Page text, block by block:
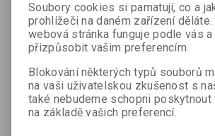
Průměrné výživové údaje na 100g:
tuky: 0,3g, z toho nasycené mastné kyseliny
0g, z toho cukry 0g, vláknina 0g, bílkoviny
Země původu:EU/mimo EU, vyrobeno v
Certifikáty:
Soubory cookies si pamatují, co a
prohlížeči na daném zařízení děláte.
webová stránka funguje podle vás
přizpůsobit vašim preferencím.
Blokování některých typů souborů
na vaši uživatelskou zkušenost s
také nebudeme schopni poskytnout
na základě vašich preferencí.